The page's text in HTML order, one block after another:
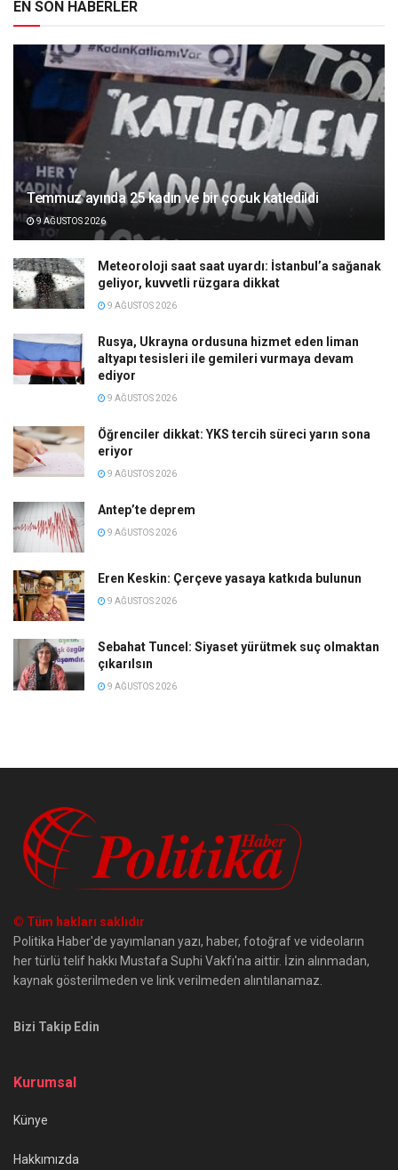
EN SON HABERLER
Temmuz ayında 25 kadın ve bir çocuk katledildi
9 AĞUSTOS 2026
Meteoroloji saat saat uyardı: İstanbul’a sağanak
geliyor, kuvvetli rüzgara dikkat
9 AĞUSTOS 2026
Rusya, Ukrayna ordusuna hizmet eden liman
altyapı tesisleri ile gemileri vurmaya devam
ediyor
9 AĞUSTOS 2026
Öğrenciler dikkat: YKS tercih süreci yarın sona
eriyor
9 AĞUSTOS 2026
Antep’te deprem
9 AĞUSTOS 2026
Eren Keskin: Çerçeve yasaya katkıda bulunun
9 AĞUSTOS 2026
Sebahat Tuncel: Siyaset yürütmek suç olmaktan
çıkarılsın
9 AĞUSTOS 2026
© Tüm hakları saklıdır
Politika Haber'de yayımlanan yazı, haber, fotoğraf ve videoların
her türlü telif hakkı Mustafa Suphi Vakfı'na aittir. İzin alınmadan,
kaynak gösterilmeden ve link verilmeden alıntılanamaz.
Bizi Takip Edin
Kurumsal
Künye
Hakkımızda